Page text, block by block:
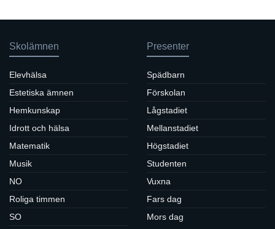
Skolämnen
Elevhälsa
Estetiska ämnen
Hemkunskap
Idrott och hälsa
Matematik
Musik
NO
Roliga timmen
SO
Presenter
Spädbarn
Förskolan
Lågstadiet
Mellanstadiet
Högstadiet
Studenten
Vuxna
Fars dag
Mors dag